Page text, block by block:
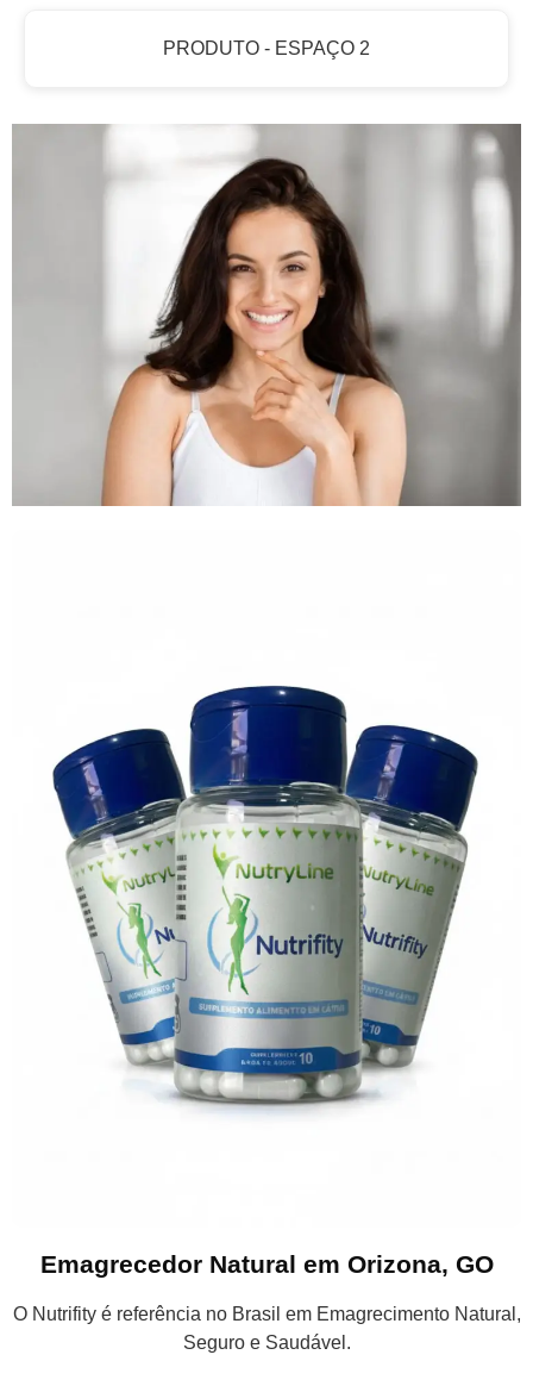
PRODUTO - ESPAÇO 2
Emagrecedor Natural em Orizona, GO
O Nutrifity é referência no Brasil em Emagrecimento Natural,
Seguro e Saudável.